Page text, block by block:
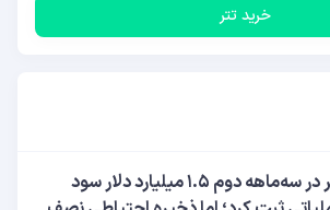
خرید تتر
تتر در سه‌ماهه دوم ۱.۵ میلیارد دلار سود